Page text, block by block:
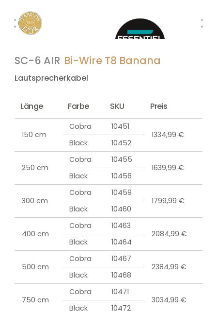
SC-6 AIR Bi-Wire T8 Banana
Lautsprecherkabel
Länge Farbe SKU Preis
150 cm
Cobra
10451
1334,99 €
Black
10452
250 cm
Cobra
10455
1639,99 €
Black
10456
300 cm
Cobra
10459
1799,99 €
Black
10460
400 cm
Cobra
10463
2084,99 €
Black
10464
500 cm
Cobra
10467
2384,99 €
Black
10468
750 cm
Cobra
10471
3034,99 €
Black
10472